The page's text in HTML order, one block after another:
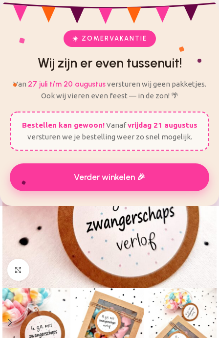
☀️ ZOMERVAKANTIE
Wij zijn er even tussenuit!
Van 27 juli t/m 20 augustusversturen wij geen pakketjes.
Ook wij vieren even feest — in de zon! 🌴
Bestellen kan gewoon!Vanafvrijdag 21 augustus
versturen we je bestelling weer zo snel mogelijk.
Verder winkelen 🎉
checkVeilig en eenvoudig bestellen checkAlles voor je feest op één plek
zijn er even tussenuit! Van 27 Juli t/m 20 augustus worden
er geen bestellingen verzonden.
Click to enlarge